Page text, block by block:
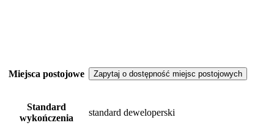
Miejsca postojowe Zapytaj o dostępność miejsc postojowych
Standard
wykończenia
standard deweloperski